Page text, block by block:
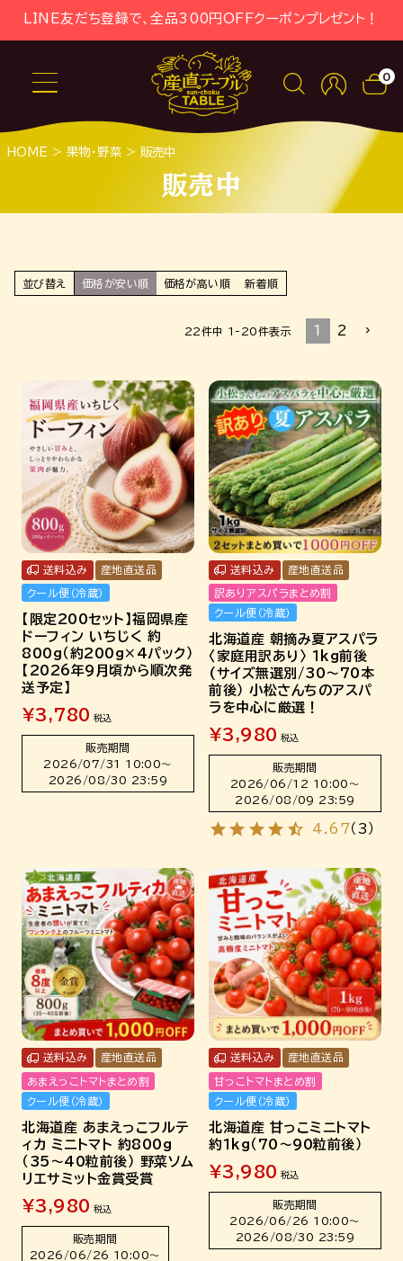
LINE友だち登録で、全品300円OFFクーポンプレゼント！
0
HOME 果物・野菜 販売中
販売中
並び替え 価格が安い順 価格が高い順 新着順
22件中 1- 20件表示 1 2
【限定200セット】福岡県産
ドーフィン いちじく 約
800g（約200g×4パック）
【2026年9月頃から順次発
送予定】
送料込み 産地直送品
クール便（冷蔵）
¥3,780 税込
販売期間
2026/07/31 10:00〜
2026/08/30 23:59
北海道産 朝摘み夏アスパラ
〈家庭用訳あり〉 1kg前後
(サイズ無選別/30～70本
前後） 小松さんちのアスパ
ラを中心に厳選！
送料込み 産地直送品
訳ありアスパラまとめ割
クール便（冷蔵）
¥3,980 税込
販売期間
2026/06/12 10:00 〜
2026/08/09 23:59
4.67 （ 3 ）
北海道産 あまえっこフルテ
ィカ ミニトマト 約800g
（35～40粒前後） 野菜ソム
リエサミット金賞受賞
送料込み 産地直送品
あまえっこトマトまとめ割
クール便（冷蔵）
¥3,980 税込
販売期間
2026/06/26 10:00〜
北海道産 甘っこミニトマト
約1kg（70～90粒前後）
送料込み 産地直送品
甘っこトマトまとめ割
クール便（冷蔵）
¥3,980 税込
販売期間
2026/06/26 10:00〜
2026/08/30 23:59